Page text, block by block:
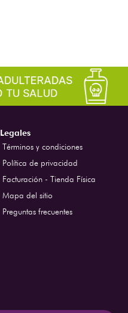
Legales
Términos y condiciones
Política de privacidad
Facturación - Tienda Física
Mapa del sitio
Preguntas frecuentes